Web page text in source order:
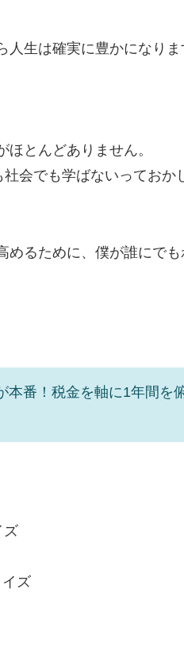
人生は確実に豊かになり
ほとんどありません。
会でも学ばないっておか
めるために、僕が誰にで
本番！税金を軸に1年間を
ズ
ズ